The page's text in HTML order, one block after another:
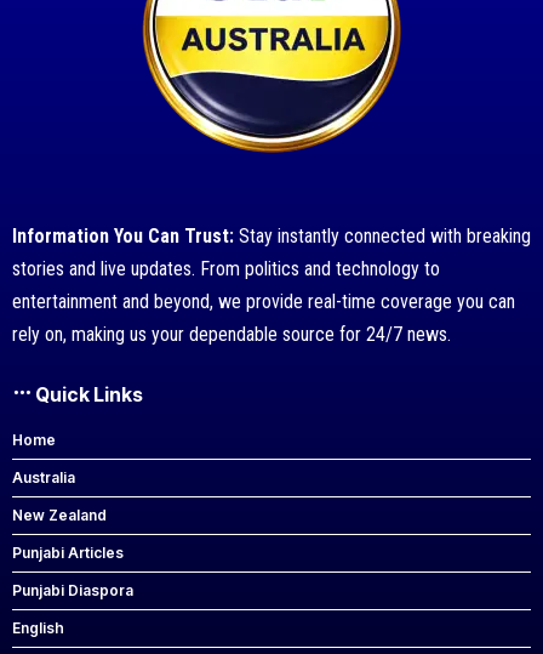
Information You Can Trust: Stay instantly connected with breaking
stories and live updates. From politics and technology to
entertainment and beyond, we provide real-time coverage you can
rely on, making us your dependable source for 24/7 news.
Quick Links
Home
Australia
New Zealand
Punjabi Articles
Punjabi Diaspora
English